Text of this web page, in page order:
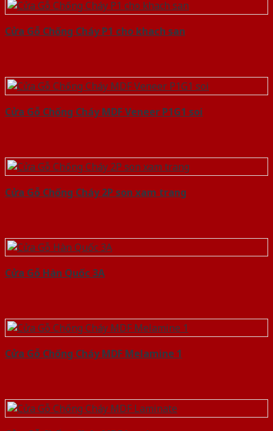
Cửa Gỗ Chống Cháy P1 cho khach san
Cửa Gỗ Chống Cháy MDF Veneer P1G1 soi
Cửa Gỗ Chống Cháy 2P son xam trang
Cửa Gỗ Hàn Quốc 3A
Cửa Gỗ Chống Cháy MDF Melamine 1